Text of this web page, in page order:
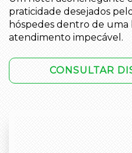
praticidade desejados
hóspedes dentro de
atendimento impecável.
CONSULTAR